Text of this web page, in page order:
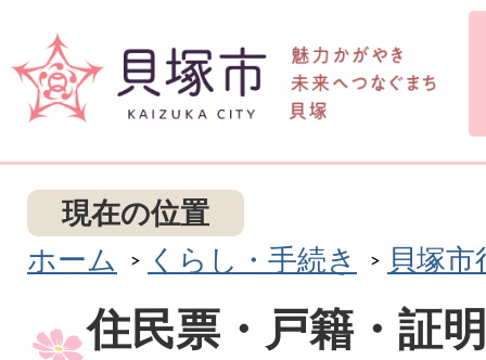
現在の位置
ホーム
くらし・手続き 貝塚
住民票・戸籍・証